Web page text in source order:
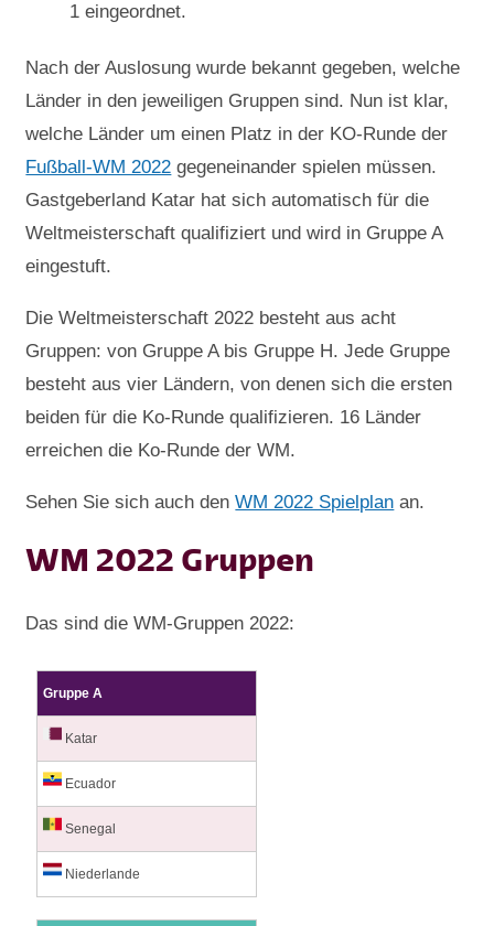
1 eingeordnet.
Nach der Auslosung wurde bekannt gegeben, welche
Länder in den jeweiligen Gruppen sind. Nun ist klar,
welche Länder um einen Platz in der KO-Runde der
Fußball-WM 2022 gegeneinander spielen müssen.
Gastgeberland Katar hat sich automatisch für die
Weltmeisterschaft qualifiziert und wird in Gruppe A
eingestuft.
Die Weltmeisterschaft 2022 besteht aus acht
Gruppen: von Gruppe A bis Gruppe H. Jede Gruppe
besteht aus vier Ländern, von denen sich die ersten
beiden für die Ko-Runde qualifizieren. 16 Länder
erreichen die Ko-Runde der WM.
Sehen Sie sich auch denWM 2022 Spielplan an.
WM 2022 Gruppen
Das sind die WM-Gruppen 2022:
Gruppe A
Katar
Ecuador
Senegal
Niederlande